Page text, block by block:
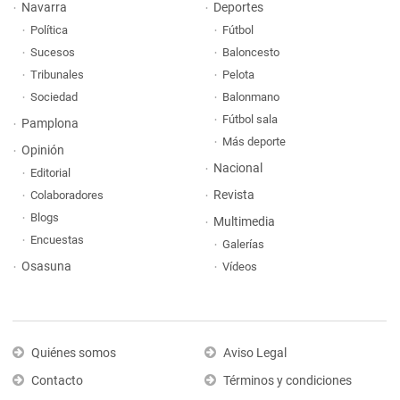
Navarra
Política
Sucesos
Tribunales
Sociedad
Pamplona
Opinión
Editorial
Colaboradores
Blogs
Encuestas
Osasuna
Deportes
Fútbol
Baloncesto
Pelota
Balonmano
Fútbol sala
Más deporte
Nacional
Revista
Multimedia
Galerías
Vídeos
Quiénes somos
Contacto
Aviso Legal
Términos y condiciones